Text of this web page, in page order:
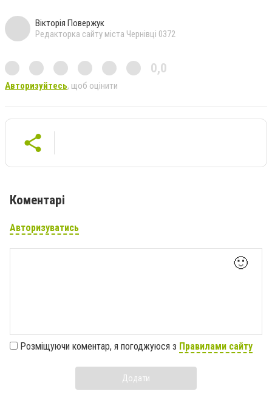
Вікторія Повержук
Редакторка сайту міста Чернівці 0372
0,0
Авторизуйтесь, щоб оцінити
Коментарі
Авторизуватись
🙂
Розміщуючи коментар, я погоджуюся з Правилами сайту
Додати